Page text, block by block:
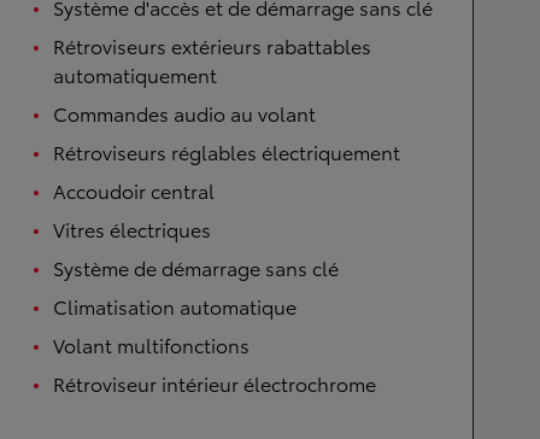
Système d'accès et de démarrage sans clé
Rétroviseurs extérieurs rabattables
automatiquement
Commandes audio au volant
Rétroviseurs réglables électriquement
Accoudoir central
Vitres électriques
Système de démarrage sans clé
Climatisation automatique
Volant multifonctions
Rétroviseur intérieur électrochrome